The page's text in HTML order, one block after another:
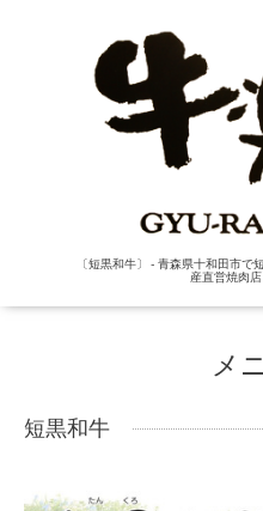
〔短黒和牛〕 - 青森県十和田市で
産直営焼肉店
メ
短黒和牛